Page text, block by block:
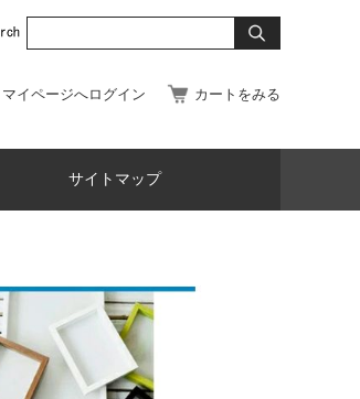
マイページへログイン カートをみる
サイトマップ